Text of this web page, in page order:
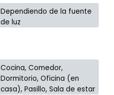
Dependiendo de la fuente
de luz
Cocina, Comedor,
Dormitorio, Oficina (en
casa), Pasillo, Sala de estar